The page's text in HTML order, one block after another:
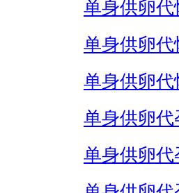
单身供卵代
单身供卵代
单身供卵代
单身供卵代
单身供卵代